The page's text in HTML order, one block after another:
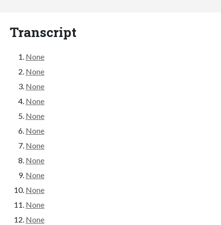
Transcript
None
None
None
None
None
None
None
None
None
None
None
None